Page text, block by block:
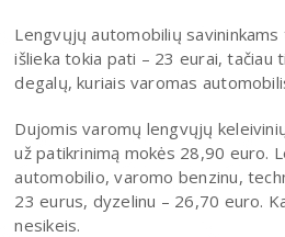
Lengvųjų automobilių savininkams
išlieka tokia pati – 23 eurai, tačiau
degalų, kuriais varomas
Dujomis varomų lengvųjų
už patikrinimą mokės 28,90 euro.
automobilio, varomo benzinu,
23 eurus, dyzelinu – 26,70 euro.
nesikeis.